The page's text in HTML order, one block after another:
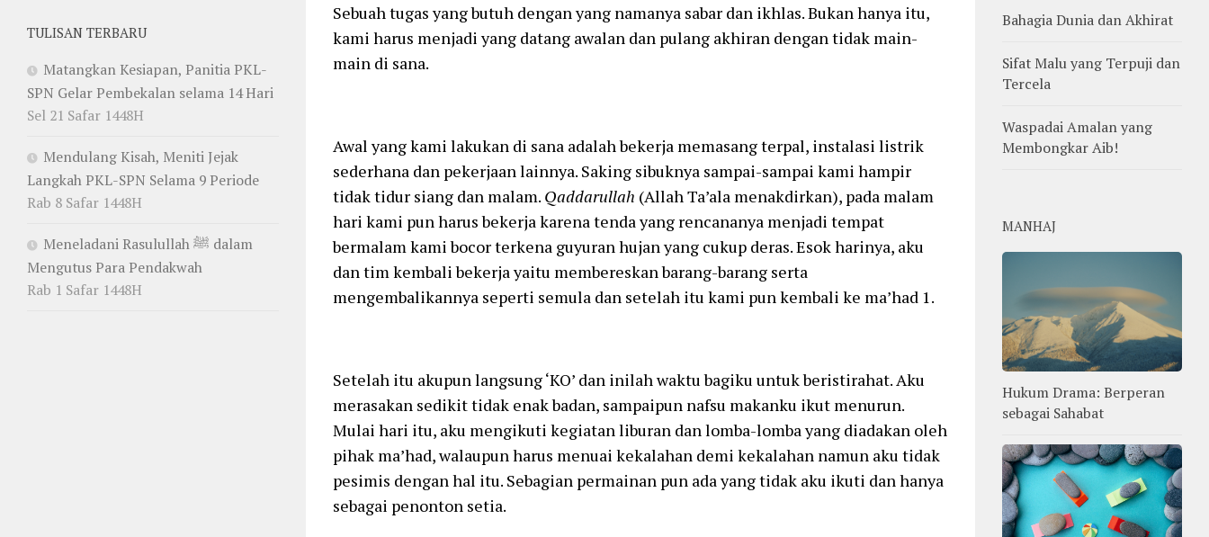
Sebuah tugas yang butuh dengan yang namanya sabar dan ikhlas. Bukan hanya itu,
kami harus menjadi yang datang awalan dan pulang akhiran dengan tidak main-
main di sana.
Awal yang kami lakukan di sana adalah bekerja memasang terpal, instalasi listrik
sederhana dan pekerjaan lainnya. Saking sibuknya sampai-sampai kami hampir
tidak tidur siang dan malam. Qaddarullah (Allah Ta’ala menakdirkan), pada malam
hari kami pun harus bekerja karena tenda yang rencananya menjadi tempat
bermalam kami bocor terkena guyuran hujan yang cukup deras. Esok harinya, aku
dan tim kembali bekerja yaitu membereskan barang-barang serta
mengembalikannya seperti semula dan setelah itu kami pun kembali ke ma’had 1.
Setelah itu akupun langsung ‘KO’ dan inilah waktu bagiku untuk beristirahat. Aku
merasakan sedikit tidak enak badan, sampaipun nafsu makanku ikut menurun.
Mulai hari itu, aku mengikuti kegiatan liburan dan lomba-lomba yang diadakan oleh
pihak ma’had, walaupun harus menuai kekalahan demi kekalahan namun aku tidak
pesimis dengan hal itu. Sebagian permainan pun ada yang tidak aku ikuti dan hanya
sebagai penonton setia.
TULISAN TERBARU
Matangkan Kesiapan, Panitia PKL-
SPN Gelar Pembekalan selama 14 Hari
Sel 21 Safar 1448H
Mendulang Kisah, Meniti Jejak
Langkah PKL-SPN Selama 9 Periode
Rab 8 Safar 1448H
Meneladani Rasulullah ﷺ dalam
Mengutus Para Pendakwah
Rab 1 Safar 1448H
Bahagia Dunia dan Akhirat
Sifat Malu yang Terpuji dan
Tercela
Waspadai Amalan yang
Membongkar Aib!
MANHAJ
Hukum Drama: Berperan
sebagai Sahabat